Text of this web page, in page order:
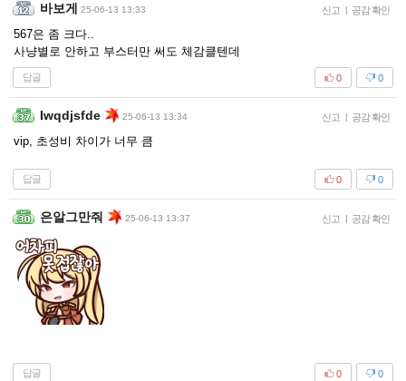
바보게 25-06-13 13:33 신고 | 공감 확인
567은 좀 크다..
사냥별로 안하고 부스터만 써도 체감클텐데
답글 0
0
Iwqdjsfde 25-06-13 13:34 신고 | 공감 확인
vip, 초성비 차이가 너무 큼
답글 0
0
은알그만줘 25-06-13 13:37 신고 | 공감 확인
답글 0
0